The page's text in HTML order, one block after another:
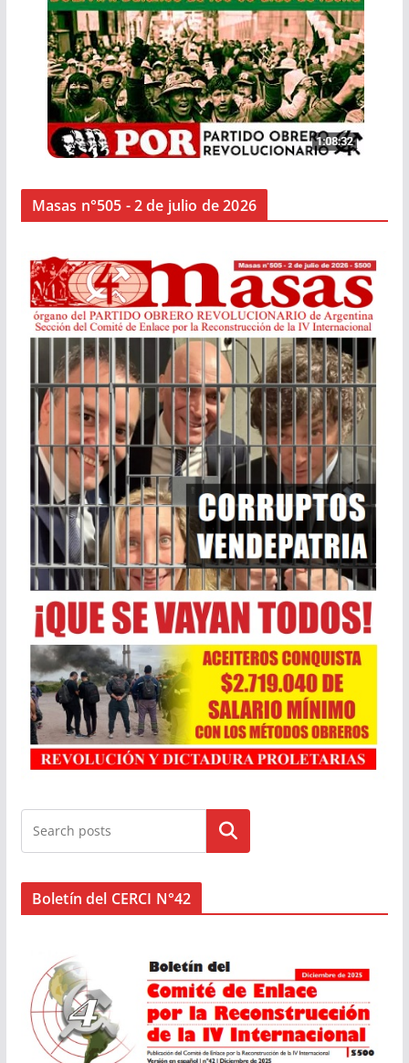
Masas n°505 - 2 de julio de 2026
Buscar
Boletín del CERCI N°42